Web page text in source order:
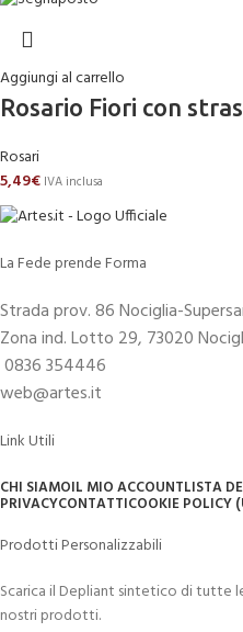
Aggiungi al carrello
Rosario Fiori con
Rosari
5,49€ IVA inclusa
La Fede prende Forma
Strada prov. 86 Nociglia-
Zona ind. Lotto 29, 73020
0836 354446
web@artes.it
Link Utili
CHI SIAMOIL MIO ACCOUNTLISTA
PRIVACYCONTATTICOOKIE POLICY
Prodotti Personalizzabili
Scarica il Depliant sintetico di tutte
nostri prodotti.